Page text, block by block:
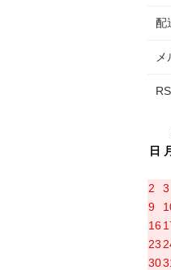
配
日
月
2
3
9
16
23
30